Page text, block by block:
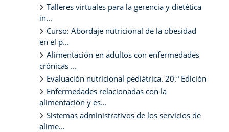
Talleres virtuales para la gerencia y dietética
in...
Curso: Abordaje nutricional de la obesidad
en el p...
Alimentación en adultos con enfermedades
crónicas ...
Evaluación nutricional pediátrica. 20.ª Edición
Enfermedades relacionadas con la
alimentación y es...
Sistemas administrativos de los servicios de
alime...